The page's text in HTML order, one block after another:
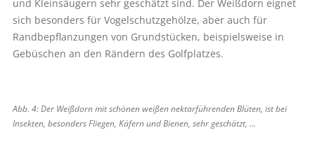
und Kleinsäugern sehr geschätzt sind. Der Weißdorn eignet
sich besonders für Vogelschutzgehölze, aber auch für
Randbepflanzungen von Grundstücken, beispielsweise in
Gebüschen an den Rändern des Golfplatzes.
Abb. 4: Der Weißdorn mit schönen weißen nektarführenden Blüten, ist bei
Insekten, ­besonders Fliegen, Käfern und Bienen, sehr geschätzt, …